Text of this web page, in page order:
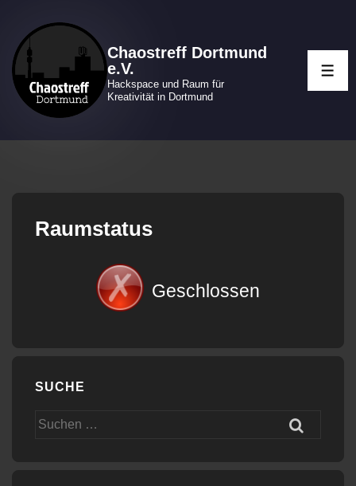
Inhalt
Chaostreff Dortmund
e.V.
Hackspace und Raum für
Kreativität in Dortmund
Raumstatus
Geschlossen
SUCHE
Suchen